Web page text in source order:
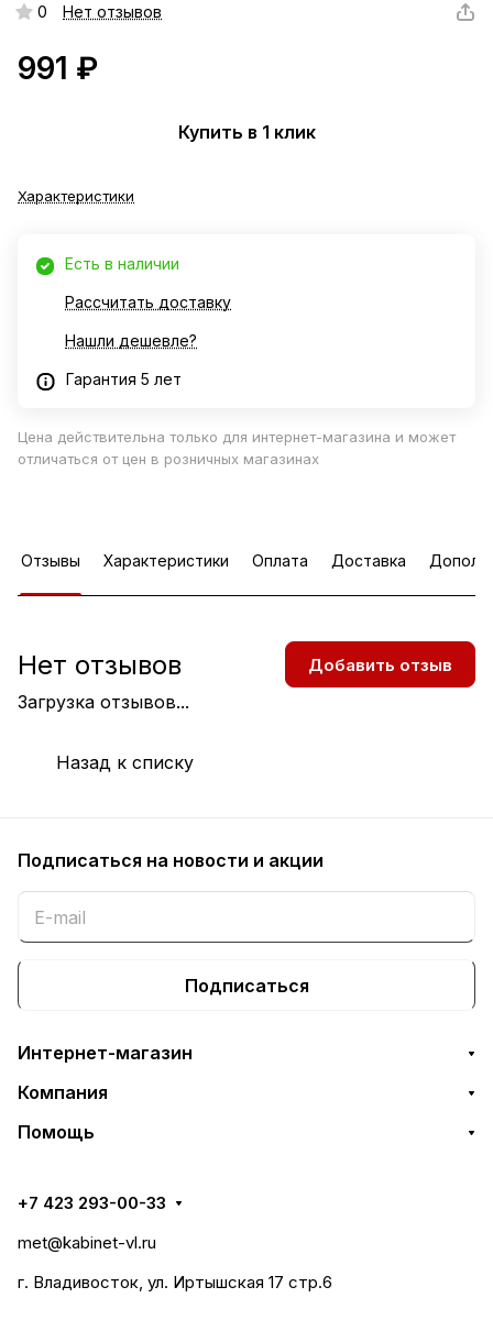
0 Нет отзывов
991 ₽
Купить в 1 клик
Характеристики
Есть в наличии
Рассчитать доставку
Нашли дешевле?
Гарантия 5 лет
Цена действительна только для интернет-магазина и может
отличаться от цен в розничных магазинах
Отзывы Характеристики Оплата Доставка
Загрузка отзывов...
Нет отзывов Добавить отзыв
Назад к списку
Подписаться на новости и акции
Подписаться
Интернет-магазин
Компания
Помощь
+7 423 293-00-33
met@kabinet-vl.ru
г. Владивосток, ул. Иртышская 17 стр.6